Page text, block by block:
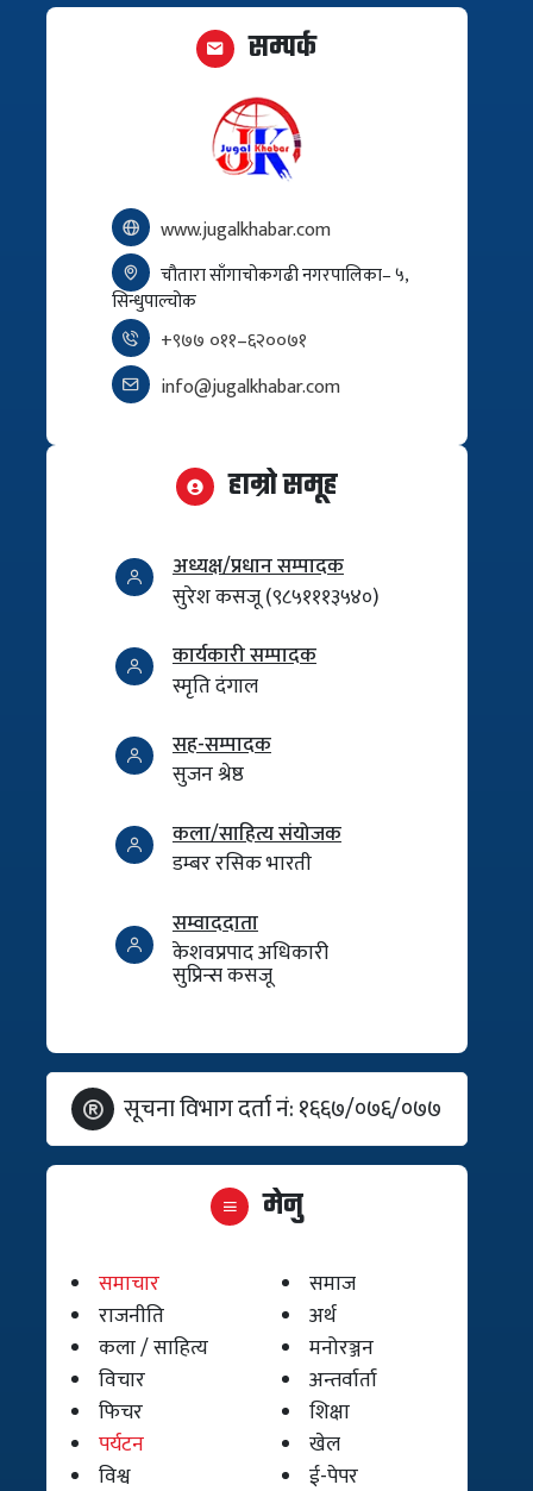
सम्पर्क
www.jugalkhabar.com
चौतारा साँगाचोकगढी नगरपालिका– ५,
सिन्धुपाल्चोक
+९७७ ०११–६२००७१
info@jugalkhabar.com
हाम्रो समूह
अध्यक्ष/प्रधान सम्पादक
सुरेश कसजू (९८५१११३५४०)
कार्यकारी सम्पादक
स्मृति दंगाल
सह-सम्पादक
सुजन श्रेष्ठ
कला/साहित्य संयोजक
डम्बर रसिक भारती
सम्वाददाता
केशवप्रपाद अधिकारी
सुप्रिन्स कसजू
सूचना विभाग दर्ता नं: १६६७/०७६/०७७
मेनु
समाचार
समाज
राजनीति
अर्थ
कला / साहित्य
मनोरञ्जन
विचार
अन्तर्वार्ता
फिचर
शिक्षा
पर्यटन
खेल
विश्व
ई-पेपर